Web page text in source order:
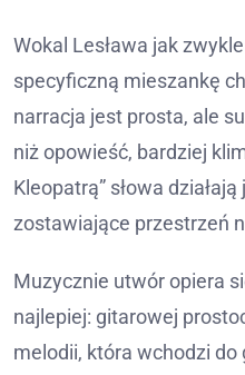
Wokal Lesława jak
specyficzną mieszankę
narracja jest prosta, ale
niż opowieść, bardziej
Kleopatrą” słowa
zostawiające przestrzeń
Muzycznie utwór opiera
najlepiej: gitarowej
melodii, która wchodzi do